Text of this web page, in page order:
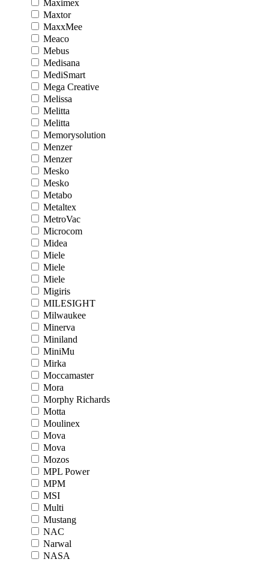
Maximex
Maxtor
MaxxMee
Meaco
Mebus
Medisana
MediSmart
Mega Creative
Melissa
Melitta
Melitta
Memorysolution
Menzer
Menzer
Mesko
Mesko
Metabo
Metaltex
MetroVac
Microcom
Midea
Miele
Miele
Miele
Migiris
MILESIGHT
Milwaukee
Minerva
Miniland
MiniMu
Mirka
Moccamaster
Mora
Morphy Richards
Motta
Moulinex
Mova
Mova
Mozos
MPL Power
MPM
MSI
Multi
Mustang
NAC
Narwal
NASA